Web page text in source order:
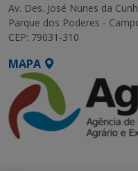
Av. Des. José Nunes da
Parque dos Poderes -
CEP: 79031-310
MAPA